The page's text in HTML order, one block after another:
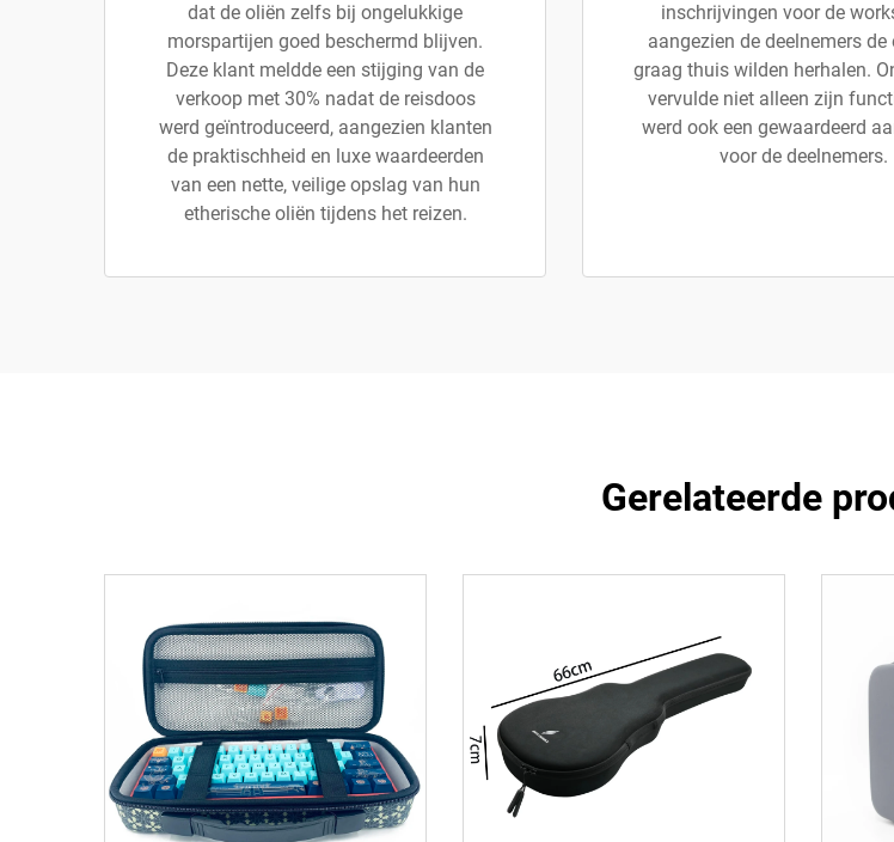
dat de oliën zelfs bij ongelukkige
morspartijen goed beschermd blijven.
Deze klant meldde een stijging van de
verkoop met 30% nadat de reisdoos
werd geïntroduceerd, aangezien klanten
de praktischheid en luxe waardeerden
van een nette, veilige opslag van hun
etherische oliën tijdens het reizen.
inschrijvingen voor de
aangezien de deelnemers de
graag thuis wilden herhalen.
vervulde niet alleen zijn
werd ook een gewaardeerd
voor de deelnemers.
Gerelateerde